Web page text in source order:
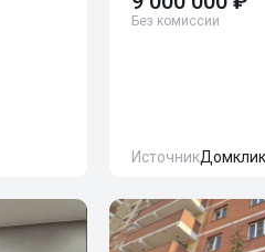
Без комиссии
ИсточникДомклик